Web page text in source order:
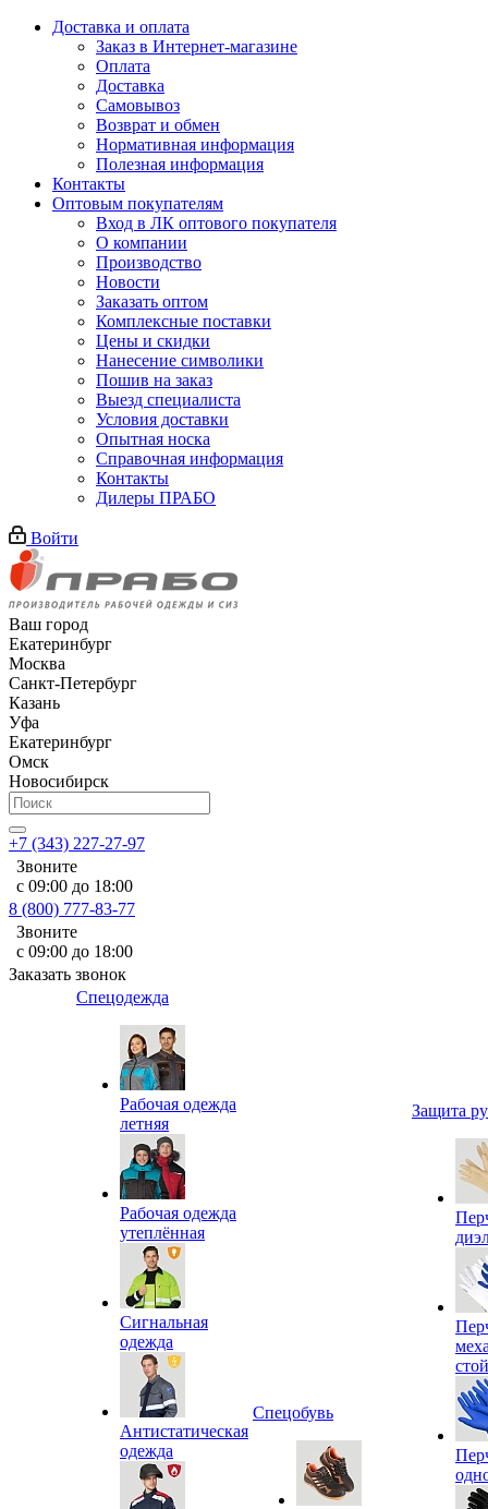
Доставка и оплата
Заказ в Интернет-магазине
Оплата
Доставка
Самовывоз
Возврат и обмен
Нормативная информация
Полезная информация
Контакты
Оптовым покупателям
Вход в ЛК оптового покупателя
О компании
Производство
Новости
Заказать оптом
Комплексные поставки
Цены и скидки
Нанесение символики
Пошив на заказ
Выезд специалиста
Условия доставки
Опытная носка
Справочная информация
Контакты
Дилеры ПРАБО
Войти
Ваш город
Екатеринбург
Москва
Санкт-Петербург
Казань
Уфа
Екатеринбург
Омск
Новосибирск
+7 (343) 227-27-97
Звоните
с 09:00 до 18:00
8 (800) 777-83-77
Звоните
с 09:00 до 18:00
Заказать звонок
Спецодежда
Рабочая одежда
летняя
Рабочая одежда
утеплённая
Сигнальная
одежда
Антистатическая
одежда
Спецобувь
Защита